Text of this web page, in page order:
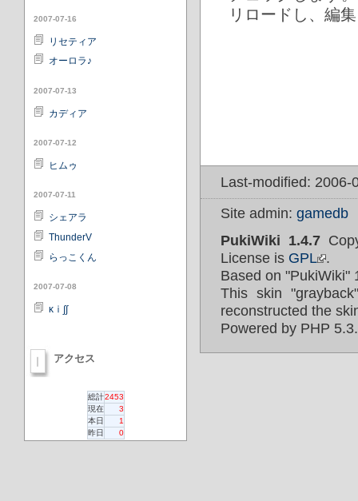
2007-07-16
リセティア
オーロラ♪
2007-07-13
カディア
2007-07-12
ヒムゥ
2007-07-11
シェアラ
ThunderV
らっこくん
2007-07-08
κⅰ∫∫
アクセス
総計2453
現在
3
本日
1
昨日
0
リロードし、編
Last-modified: 2006-
Site admin: gamedb
PukiWiki 1.4.7
License is GPL .
Based on "PukiWiki"
This skin
reconstructed the
Powered by PHP